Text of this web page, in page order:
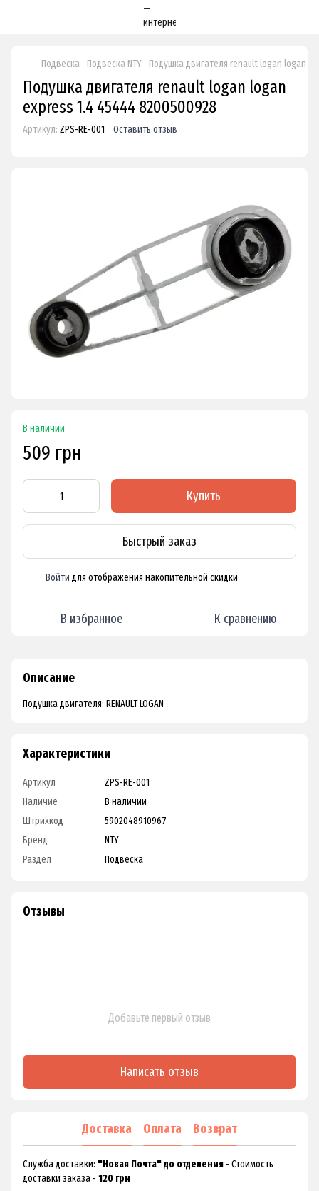
Подвеска Подвеска NTY Подушка двигателя renault logan logan
Подушка двигателя renault logan logan
express 1.4 45444 8200500928
Артикул: ZPS-RE-001 Оставить отзыв
В наличии
509 грн
Купить
Быстрый заказ
Войти для отображения накопительной скидки
В избранное К сравнению
Описание
Подушка двигателя: RENAULT LOGAN
Характеристики
Артикул
ZPS-RE-001
Наличие
В наличии
Штрихкод
5902048910967
Бренд
NTY
Раздел
Подвеска
Отзывы
Добавьте первый отзыв
Написать отзыв
Доставка Оплата Возврат
Служба доставки: "Новая Почта" до отделения - Стоимость
доставки заказа - 120 грн